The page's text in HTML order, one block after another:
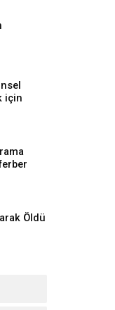
için
Öldü